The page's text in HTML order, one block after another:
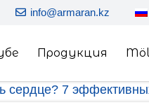
info@armaran.kz
Продукция
сердце? 7